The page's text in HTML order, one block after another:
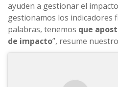
ayuden a gestionar el
gestionamos los indicadores
palabras, tenemos que
de impacto”, resume